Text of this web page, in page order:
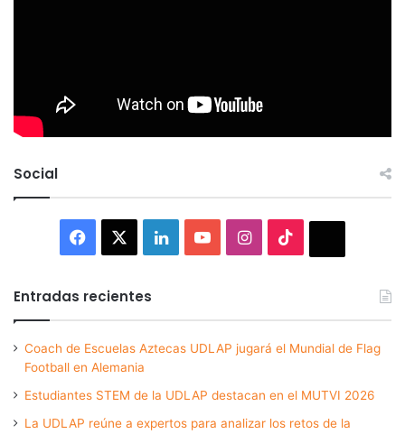
Social
Facebook LinkedInYouTubeInstagram
Entradas recientes
Coach de Escuelas Aztecas UDLAP jugará el Mundial de Flag
Football en Alemania
Estudiantes STEM de la UDLAP destacan en el MUTVI 2026
La UDLAP reúne a expertos para analizar los retos de la